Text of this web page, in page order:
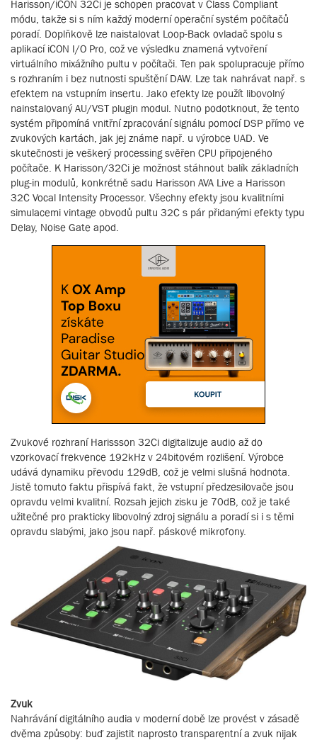
Harisson/iCON 32Ci je schopen pracovat v Class Compliant
módu, takže si s ním každý moderní operační systém počítačů
poradí. Doplňkově lze naistalovat Loop-Back ovladač spolu s
aplikací iCON I/O Pro, což ve výsledku znamená vytvoření
virtuálního mixážního pultu v počítači. Ten pak spolupracuje přímo
s rozhraním i bez nutnosti spuštění DAW. Lze tak nahrávat např. s
efektem na vstupním insertu. Jako efekty lze použít libovolný
nainstalovaný AU/VST plugin modul. Nutno podotknout, že tento
systém připomíná vnitřní zpracování signálu pomocí DSP přímo ve
zvukových kartách, jak jej známe např. u výrobce UAD. Ve
skutečnosti je veškerý processing svěřen CPU připojeného
počítače. K Harisson/32Ci je možnost stáhnout balík základních
plug-in modulů, konkrétně sadu Harisson AVA Live a Harisson
32C Vocal Intensity Processor. Všechny efekty jsou kvalitními
simulacemi vintage obvodů pultu 32C s pár přidanými efekty typu
Delay, Noise Gate apod.
Zvukové rozhraní Harissson 32Ci digitalizuje audio až do
vzorkovací frekvence 192kHz v 24bitovém rozlišení. Výrobce
udává dynamiku převodu 129dB, což je velmi slušná hodnota.
Jistě tomuto faktu přispívá fakt, že vstupní předzesilovače jsou
opravdu velmi kvalitní. Rozsah jejich zisku je 70dB, což je také
užitečné pro prakticky libovolný zdroj signálu a poradí si i s těmi
opravdu slabými, jako jsou např. páskové mikrofony.
Zvuk
Nahrávání digitálního audia v moderní době lze provést v zásadě
dvěma způsoby: buď zajistit naprosto transparentní a zvuk nijak